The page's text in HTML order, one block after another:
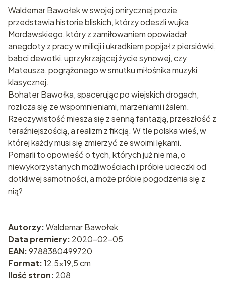
Waldemar Bawołek w swojej onirycznej prozie
przedstawia historie bliskich, którzy odeszli wujka
Mordawskiego, który z zamiłowaniem opowiadał
anegdoty z pracy w milicji i ukradkiem popijał z piersiówki,
babci dewotki, uprzykrzającej życie synowej, czy
Mateusza, pogrążonego w smutku miłośnika muzyki
klasycznej.
Bohater Bawołka, spacerując po wiejskich drogach,
rozlicza się ze wspomnieniami, marzeniami i żalem.
Rzeczywistość miesza się z senną fantazją, przeszłość z
teraźniejszością, a realizm z fikcją. W tle polska wieś, w
której każdy musi się zmierzyć ze swoimi lękami.
Pomarli to opowieść o tych, których już nie ma, o
niewykorzystanych możliwościach i próbie ucieczki od
dotkliwej samotności, a może próbie pogodzenia się z
nią?
Autorzy:Waldemar Bawołek
Data premiery: 2020-02-05
EAN:9788380499720
Format:12,5x19,5 cm
Ilość stron: 208